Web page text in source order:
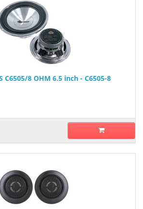
C6505/8 OHM 6.5 inch - C6505-8